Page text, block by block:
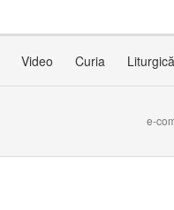
Video Curia Liturgică
e-